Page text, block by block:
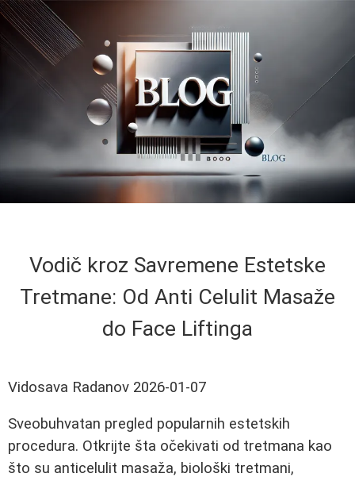
Vodič kroz Savremene Estetske
Tretmane: Od Anti Celulit Masaže
do Face Liftinga
Vidosava Radanov 2026-01-07
Sveobuhvatan pregled popularnih estetskih
procedura. Otkrijte šta očekivati od tretmana kao
što su anticelulit masaža, biološki tretmani,